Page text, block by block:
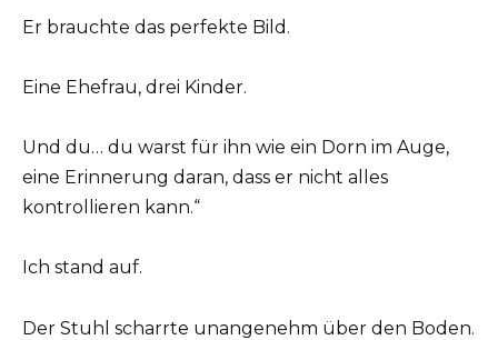
Er brauchte das perfekte Bild.
Eine Ehefrau, drei Kinder.
Und du… du warst für ihn wie ein Dorn im Auge,
eine Erinnerung daran, dass er nicht alles
kontrollieren kann.“
Ich stand auf.
Der Stuhl scharrte unangenehm über den Boden.